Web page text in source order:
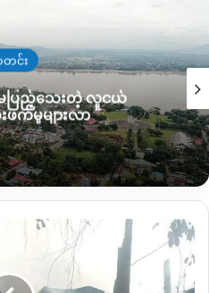
ထိုင်ရန်‌နေရာနှင့် စစ်ရှောင်စခန်း
လိုအပ်နေကြောင်း စစ်ရှောင်
န်ရှိသူ ၁ ဦး က ပြောပါတယ်။
က်အခဲက ပထမ နေရာမရှိဘူး။
ောင်းရွှေ့ဖို့ ဆွေးနွေးကြည့်သေး
ာက်လိုက်ရင် ရှိထားတဲ့ ပိုက်ဆံ နည်း
းမလဲ။ စားဖို့ မရှိတော့ဘူးဖြစ်
ပူပင်နေရတယ်။ နေရာ တောင်း
လို့တော့ ပြောတော့ ခုက ဖြစ်သလို
ရတယ်။ ဖေဖော်ဝါရီလ ကနေစပြီး
ာ့ အရင်တုန်းက MDA
င်း
ပြည့်သေးတဲ့ လူငယ်
က်မှုများလာ